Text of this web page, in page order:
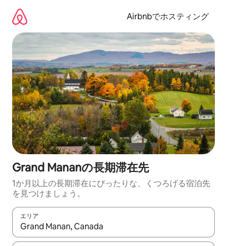
Airbnbでホスティング
Grand Mananの長期滞在先
1か月以上の長期滞在にぴったりな、くつろげる宿泊先
を見つけましょう。
エリア
検索結果が表示されたら、上下の矢印キーを使って移動するか